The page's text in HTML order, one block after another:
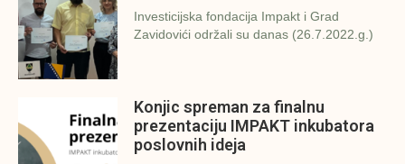
Investicijska fondacija Impakt i Grad
Zavidovići održali su danas (26.7.2022.g.)
Konjic spreman za finalnu
prezentaciju IMPAKT inkubatora
poslovnih ideja